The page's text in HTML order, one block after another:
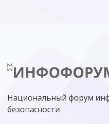
Национальный форум
безопасности